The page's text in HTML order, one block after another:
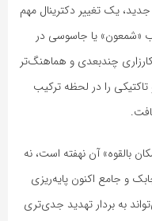
یک تغییر دکترینال مهم
«شمعون» یا جاسوسی در
چندبعدی و هماهنگ‌تر
را در لحظه ترکیب
بالقوه» آن نهفته است، نه
و جامع اکنون پایه‌ریزی
به بردار تهدید جدی‌تری